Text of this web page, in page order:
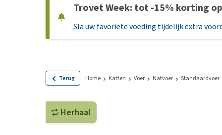
Hondenbrokken
Natvoer
Graanvrij
Trovet Week: tot -15% korting
Sla uw favoriete voeding tijdelijk extra
Terug Home Katten Voer Natvoer Standaardvoer
Herhaal